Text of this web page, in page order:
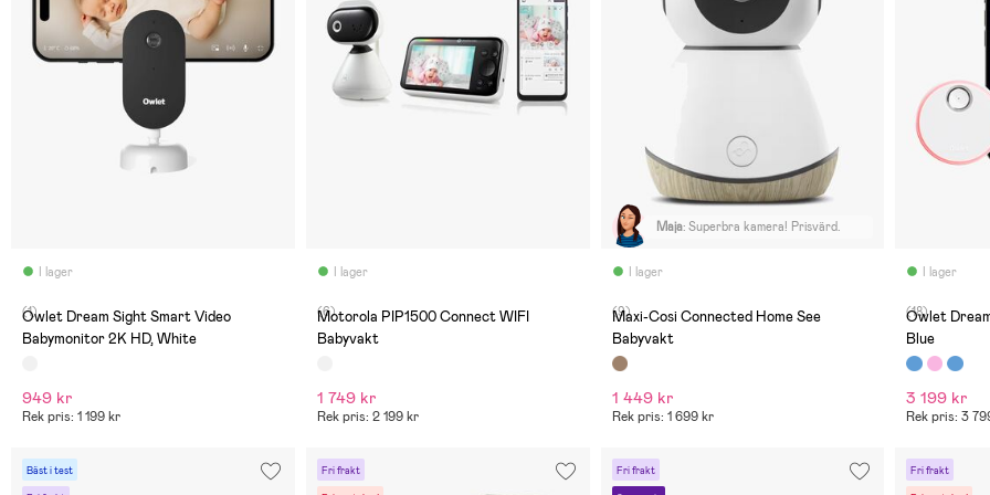
I lager
(1)
Owlet Dream Sight Smart Video
Babymonitor 2K HD, White
949 kr
Rek pris: 1 199 kr
I lager
(6)
Motorola PIP1500 Connect WIFI
Babyvakt
1 749 kr
Rek pris: 2 199 kr
I lager
Maja: Superbra kamera! Prisvärd.
(9)
Maxi-Cosi Connected Home See
Babyvakt
1 449 kr
Rek pris: 1 699 kr
I lager
(18)
Owlet
Blue
3 199 kr
Rek pris: 3
Bäst i test Fri frakt Fri frakt Fri frakt